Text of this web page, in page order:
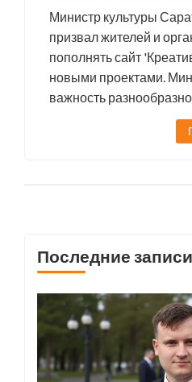
Министр культуры
призвал жителей и
пополнять сайт
новыми проектами.
важность
демонстрации
региона. Сайт служит
Последние записи